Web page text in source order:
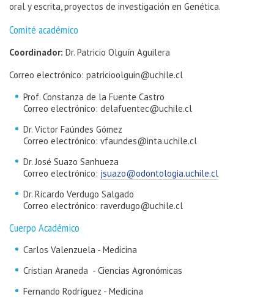
oral y escrita, proyectos de investigación en Genética.
Comité académico
Coordinador: Dr. Patricio Olguín Aguilera
Correo electrónico: patricioolguin@uchile.cl
Prof. Constanza de la Fuente Castro
Correo electrónico: delafuentec@uchile.cl
Dr. Victor Faúndes Gómez
Correo electrónico: vfaundes@inta.uchile.cl
Dr. José Suazo Sanhueza
Correo electrónico: jsuazo@odontologia.uchile.cl
Dr. Ricardo Verdugo Salgado
Correo electrónico: raverdugo@uchile.cl
Cuerpo Académico
Carlos Valenzuela - Medicina
Cristian Araneda - Ciencias Agronómicas
Fernando Rodríguez - Medicina